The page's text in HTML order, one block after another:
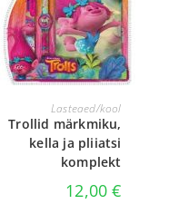
LISA KORVI
Lasteaed/kool
Trollid märkmiku,
kella ja pliiatsi
komplekt
12,00€